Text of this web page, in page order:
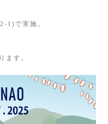
1)で実施。
ます。